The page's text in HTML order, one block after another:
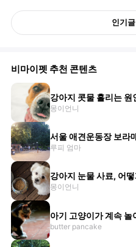
인기
비마이펫 추천 콘텐츠
강아지 콧물 흘리는
몽이언니
서울 애견운동장 보라
루피 엄마
강아지 눈물 사료, 어
몽이언니
아기 고양이가 계속
butter pancake